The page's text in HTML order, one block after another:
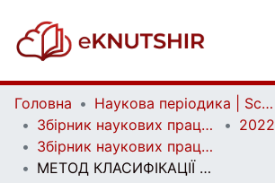
Головна
Наукова періодика | Scientific periodicals
Збірник наукових праць Військового інституту Київського національного університету імені Тараса Шевченка | Collection of Scientific Studies of the Military Institute of Taras Shevchenko National University of Kyiv
2022
Збірник наукових праць Військового інституту Київського національного університету імені Тараса Шевченка. Вип. 74
МЕТОД КЛАСИФІКАЦІЇ ДОДАТКІВ ТРАФІКА КОМП'ЮТЕРНИХ МЕРЕЖ НА ОСНОВІ МАШИННОГО НАВЧАННЯ В УМОВАХ НЕВИЗНАЧЕНОСТІ